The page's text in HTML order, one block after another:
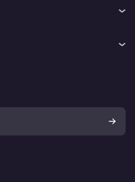
Dein Widerrufsrecht